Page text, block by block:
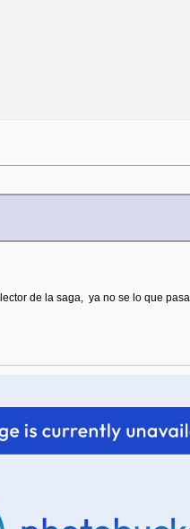
de la saga, ya no se lo que